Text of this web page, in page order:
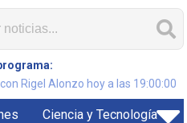
Rigel Alonzo hoy a las 19:00:00
Ciencia y Tecnología